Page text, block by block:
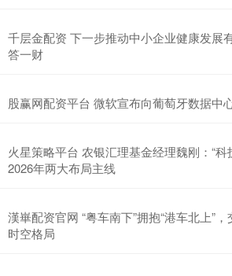
千层金配资 下一步推动中小企业健康发展
答一财
股赢网配资平台 微软宣布向葡萄牙数据中
火星策略平台 农银汇理基金经理魏刚：“科
2026年两大布局主线
漢崋配资官网 “粤车南下”拥抱“港车北上”
时空格局